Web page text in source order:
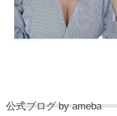
公式ブログ by ameba